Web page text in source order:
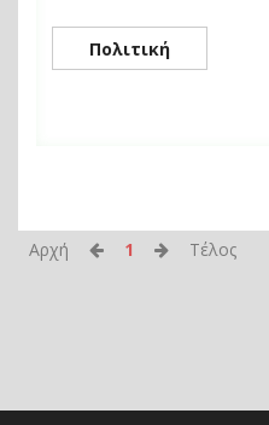
Πολιτική
Αρχή 1 Τέλος